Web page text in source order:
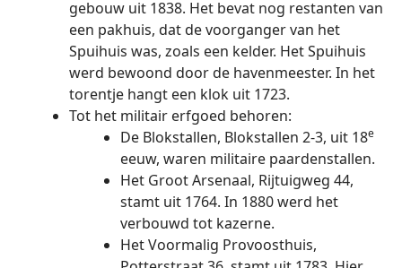
gebouw uit 1838. Het bevat nog restanten van
een pakhuis, dat de voorganger van het
Spuihuis was, zoals een kelder. Het Spuihuis
werd bewoond door de havenmeester. In het
torentje hangt een klok uit 1723.
Tot het militair erfgoed behoren:
De Blokstallen, Blokstallen 2-3, uit 18e
eeuw, waren militaire paardenstallen.
Het Groot Arsenaal, Rijtuigweg 44,
stamt uit 1764. In 1880 werd het
verbouwd tot kazerne.
Het Voormalig Provoosthuis,